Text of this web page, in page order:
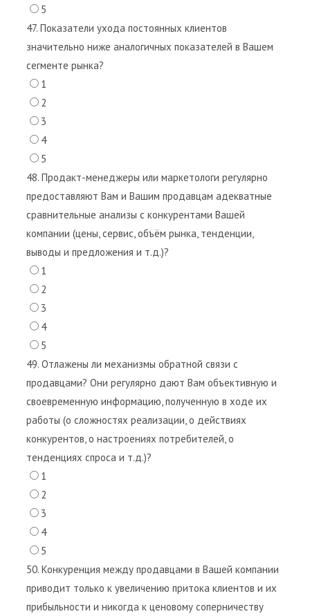
5
47. Показатели ухода постоянных клиентов
значительно ниже аналогичных показателей в Вашем
сегменте рынка?
1
2
3
4
5
48. Продакт-менеджеры или маркетологи регулярно
предоставляют Вам и Вашим продавцам адекватные
сравнительные анализы с конкурентами Вашей
компании (цены, сервис, объём рынка, тенденции,
выводы и предложения и т.д.)?
1
2
3
4
5
49. Отлажены ли механизмы обратной связи с
продавцами? Они регулярно дают Вам объективную и
своевременную информацию, полученную в ходе их
работы (о сложностях реализации, о действиях
конкурентов, о настроениях потребителей, о
тенденциях спроса и т.д.)?
1
2
3
4
5
50. Конкуренция между продавцами в Вашей компании
приводит только к увеличению притока клиентов и их
прибыльности и никогда к ценовому соперничеству